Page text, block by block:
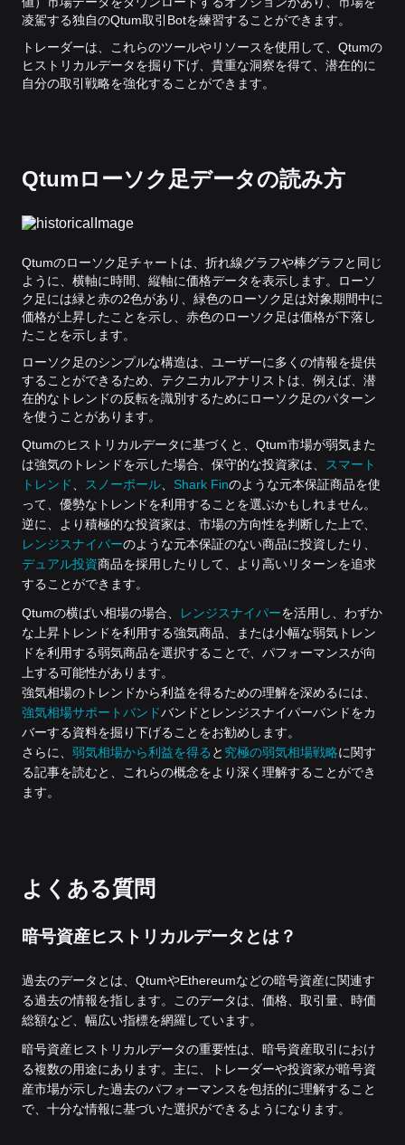
凌駕する独自のQtum取引Botを練習することができます。
トレーダーは、これらのツールやリソースを使用して、Qtumの
ヒストリカルデータを掘り下げ、貴重な洞察を得て、潜在的に
自分の取引戦略を強化することができます。
Qtumローソク足データの読み方
Qtumのローソク足チャートは、折れ線グラフや棒グラフと同じ
ように、横軸に時間、縦軸に価格データを表示します。ローソ
ク足には緑と赤の2色があり、緑色のローソク足は対象期間中に
価格が上昇したことを示し、赤色のローソク足は価格が下落し
たことを示します。
ローソク足のシンプルな構造は、ユーザーに多くの情報を提供
することができるため、テクニカルアナリストは、例えば、潜
在的なトレンドの反転を識別するためにローソク足のパターン
を使うことがあります。
Qtumのヒストリカルデータに基づくと、Qtum市場が弱気また
は強気のトレンドを示した場合、保守的な投資家は、
スマート
トレンド
スノーボール Shark Finのような元本保証商品を使
って、優勢なトレンドを利用することを選ぶかもしれません。
逆に、より積極的な投資家は、市場の方向性を判断した上で、
レンジスナイパーのような元本保証のない商品に投資したり、
デュアル投資商品を採用したりして、より高いリターンを追求
することができます。
Qtumの横ばい相場の場合、
レンジスナイパーを活用し、わずか
な上昇トレンドを利用する強気商品、または小幅な弱気トレン
ドを利用する弱気商品を選択することで、パフォーマンスが向
上する可能性があります。
強気相場のトレンドから利益を得るための理解を深めるには、
強気相場サポートバンドバンドとレンジスナイパーバンドをカ
バーする資料を掘り下げることをお勧めします。
さらに、 弱気相場から利益を得る と 究極の弱気相場戦略に関す
る記事を読むと、これらの概念をより深く理解することができ
ます。
よくある質問
暗号資産ヒストリカルデータとは？
過去のデータとは、QtumやEthereumなどの暗号資産に関連す
る過去の情報を指します。このデータは、価格、取引量、時価
総額など、幅広い指標を網羅しています。
暗号資産ヒストリカルデータの重要性は、暗号資産取引におけ
る複数の用途にあります。主に、トレーダーや投資家が暗号資
産市場が示した過去のパフォーマンスを包括的に理解すること
で、十分な情報に基づいた選択ができるようになります。